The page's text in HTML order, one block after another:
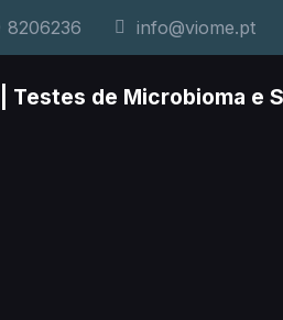
8206236 info@viome.pt